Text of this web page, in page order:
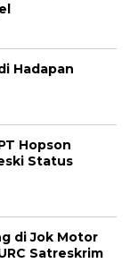
Hadapan
Hopson
Status
di Jok Motor
Satreskrim